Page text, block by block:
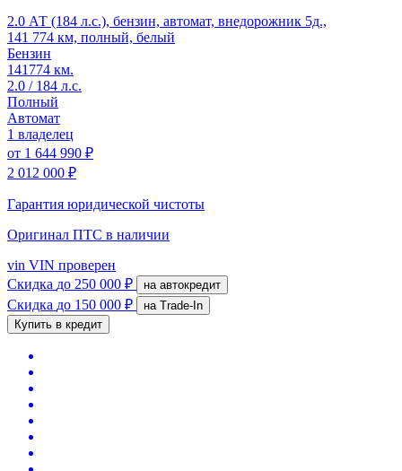
2.0 АТ (184 л.с.), бензин, автомат, внедорожник 5д.,
141 774 км, полный, белый
Бензин
141774 км.
2.0 / 184 л.с.
Полный
Автомат
1 владелец
от 1 644 990 ₽
2 012 000 ₽
Гарантия юридической чистоты
Оригинал ПТС в наличии
vin VIN проверен
Скидка до 250 000 ₽ на автокредит
Скидка до 150 000 ₽
на Trade-In
Купить в кредит